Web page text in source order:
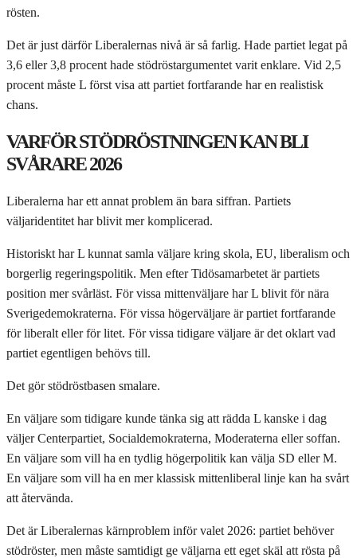
rösten.
Det är just därför Liberalernas nivå är så farlig. Hade partiet legat på
3,6 eller 3,8 procent hade stödröstargumentet varit enklare. Vid 2,5
procent måste L först visa att partiet fortfarande har en realistisk
chans.
VARFÖR STÖDRÖSTNINGEN KAN BLI
SVÅRARE 2026
Liberalerna har ett annat problem än bara siffran. Partiets
väljaridentitet har blivit mer komplicerad.
Historiskt har L kunnat samla väljare kring skola, EU, liberalism och
borgerlig regeringspolitik. Men efter Tidösamarbetet är partiets
position mer svårläst. För vissa mittenväljare har L blivit för nära
Sverigedemokraterna. För vissa högerväljare är partiet fortfarande
för liberalt eller för litet. För vissa tidigare väljare är det oklart vad
partiet egentligen behövs till.
Det gör stödröstbasen smalare.
En väljare som tidigare kunde tänka sig att rädda L kanske i dag
väljer Centerpartiet, Socialdemokraterna, Moderaterna eller soffan.
En väljare som vill ha en tydlig högerpolitik kan välja SD eller M.
En väljare som vill ha en mer klassisk mittenliberal linje kan ha svårt
att återvända.
Det är Liberalernas kärnproblem inför valet 2026: partiet behöver
stödröster, men måste samtidigt ge väljarna ett eget skäl att rösta på